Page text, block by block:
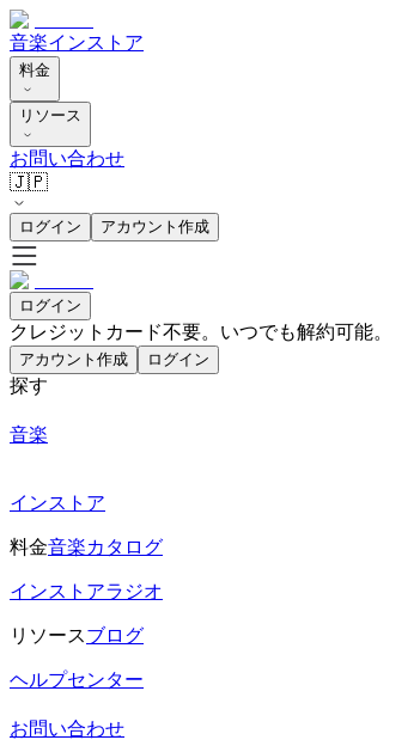
音楽インストア
料金
リソース
お問い合わせ
🇯🇵
ログイン アカウント作成
ログイン
クレジットカード不要。いつでも解約可能。
アカウント作成 ログイン
探す
音楽
インストア
料金音楽カタログ
インストアラジオ
リソースブログ
ヘルプセンター
お問い合わせ